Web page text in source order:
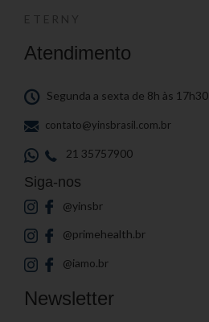
ETERNY
Atendimento
Segunda a sexta de 8h às 17h30
contato@yinsbrasil.com.br
21 35757900
Siga-nos
@yinsbr
@primehealth.br
@iamo.br
Newsletter